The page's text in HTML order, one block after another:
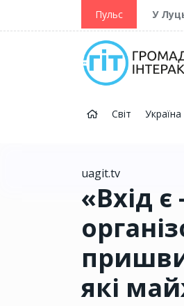
Пульс У
Світ Україна
uagit.tv
«Вхід
які